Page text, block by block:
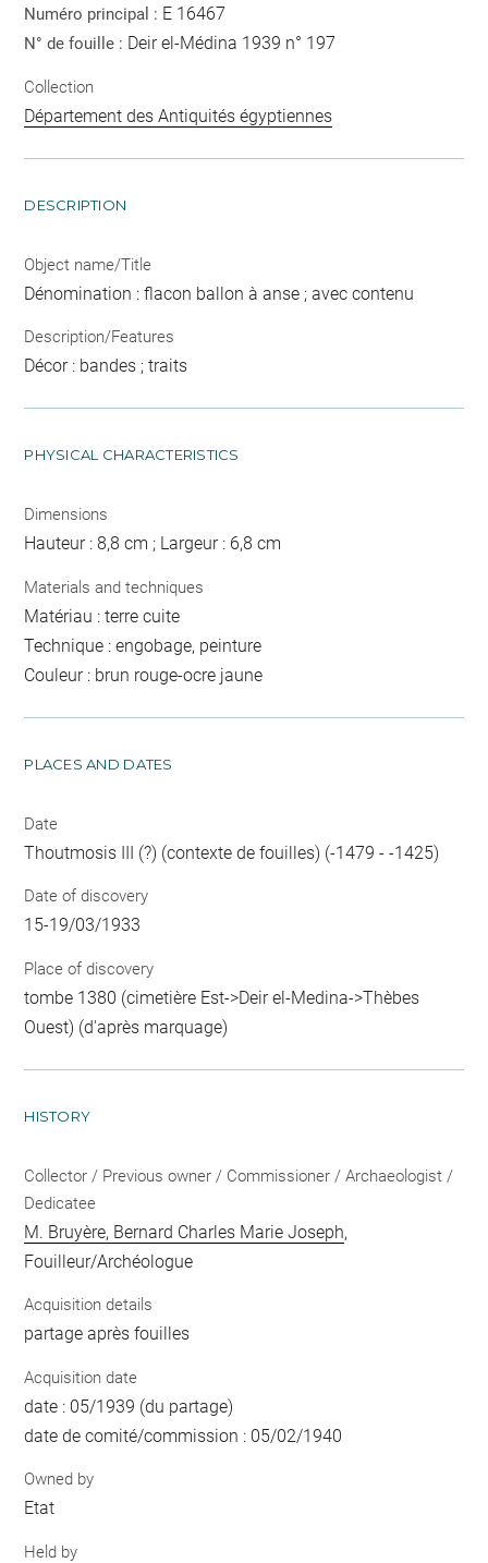
Numéro principal : E 16467
N° de fouille : Deir el-Médina 1939 n° 197
Collection
Département des Antiquités égyptiennes
DESCRIPTION
Object name/Title
Dénomination : flacon ballon à anse ; avec contenu
Description/Features
Décor : bandes ; traits
PHYSICAL CHARACTERISTICS
Dimensions
Hauteur : 8,8 cm ; Largeur : 6,8 cm
Materials and techniques
Matériau : terre cuite
Technique : engobage, peinture
Couleur : brun rouge-ocre jaune
PLACES AND DATES
Date
Thoutmosis III (?) (contexte de fouilles) (-1479 - -1425)
Date of discovery
15-19/03/1933
Place of discovery
tombe 1380 (cimetière Est->Deir el-Medina->Thèbes
Ouest) (d'après marquage)
HISTORY
Collector / Previous owner / Commissioner / Archaeologist /
Dedicatee
M. Bruyère, Bernard Charles Marie Joseph,
Fouilleur/Archéologue
Acquisition details
partage après fouilles
Acquisition date
date : 05/1939 (du partage)
date de comité/commission : 05/02/1940
Owned by
Etat
Held by